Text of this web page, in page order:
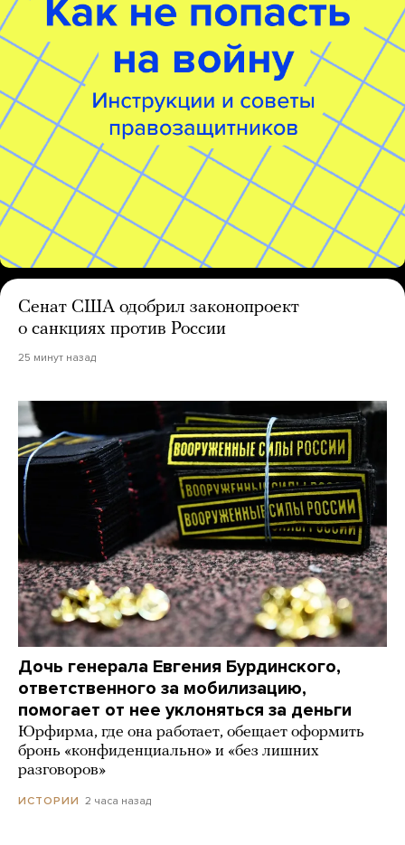
Сенат США одобрил законопроект
о санкциях против России
25 минут назад
Дочь генерала Евгения Бурдинского,
ответственного за мобилизацию,
помогает от нее уклоняться за деньги
Юрфирма, где она работает, обещает оформить
бронь «конфиденциально» и «без лишних
разговоров»
ИСТОРИИ 2 часа назад